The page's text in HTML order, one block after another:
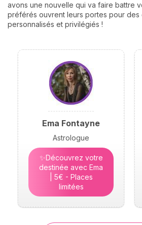
avons une nouvelle qui va faire battre
préférés ouvrent leurs portes pour des
personnalisés et privilégiés !
Ema Fontayne
Astrologue
✨Découvrez votre
destinée avec Ema
| 5€ - Places
limitées